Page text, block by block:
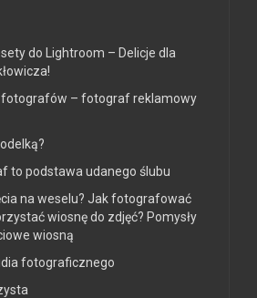
do Lightroom – Delicje dla
fotografów – fotograf reklamowy
to podstawa udanego ślubu
na weselu? Jak fotografować
wiosnę do zdjęć? Pomysły
wiosną
fotograficznego